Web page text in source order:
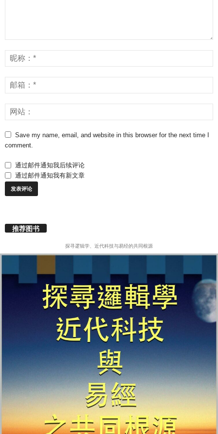
Save my name, email, and website in this browser for the next time I
comment.
通过邮件通知我后续评论
通过邮件通知我有新文章
推荐图书
探寻逻辑学、近代科技与易经的共同根源